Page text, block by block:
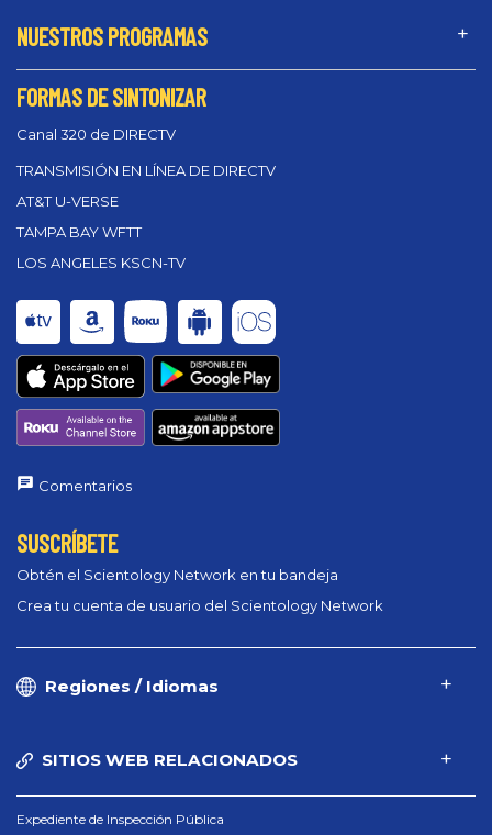
NUESTROS PROGRAMAS
FORMAS DE SINTONIZAR
Canal 320 de DIRECTV
TRANSMISIÓN EN LÍNEA DE DIRECTV
AT&T U-VERSE
TAMPA BAY WFTT
LOS ANGELES KSCN-TV
Comentarios
SUSCRÍBETE
Obtén el Scientology Network en tu bandeja
Crea tu cuenta de usuario del Scientology Network
Regiones / Idiomas
SITIOS WEB RELACIONADOS
Expediente de Inspección Pública